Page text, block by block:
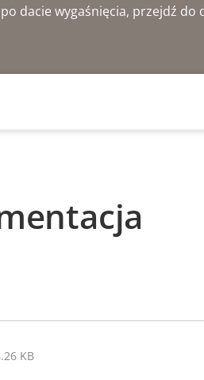
dacie wygaśnięcia, przejdź do
KB